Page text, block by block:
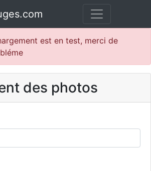
est en test, merci de
des photos